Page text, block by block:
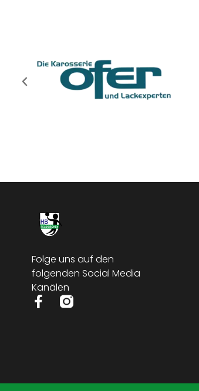
Folge uns auf den
folgenden Social Media
Kanälen